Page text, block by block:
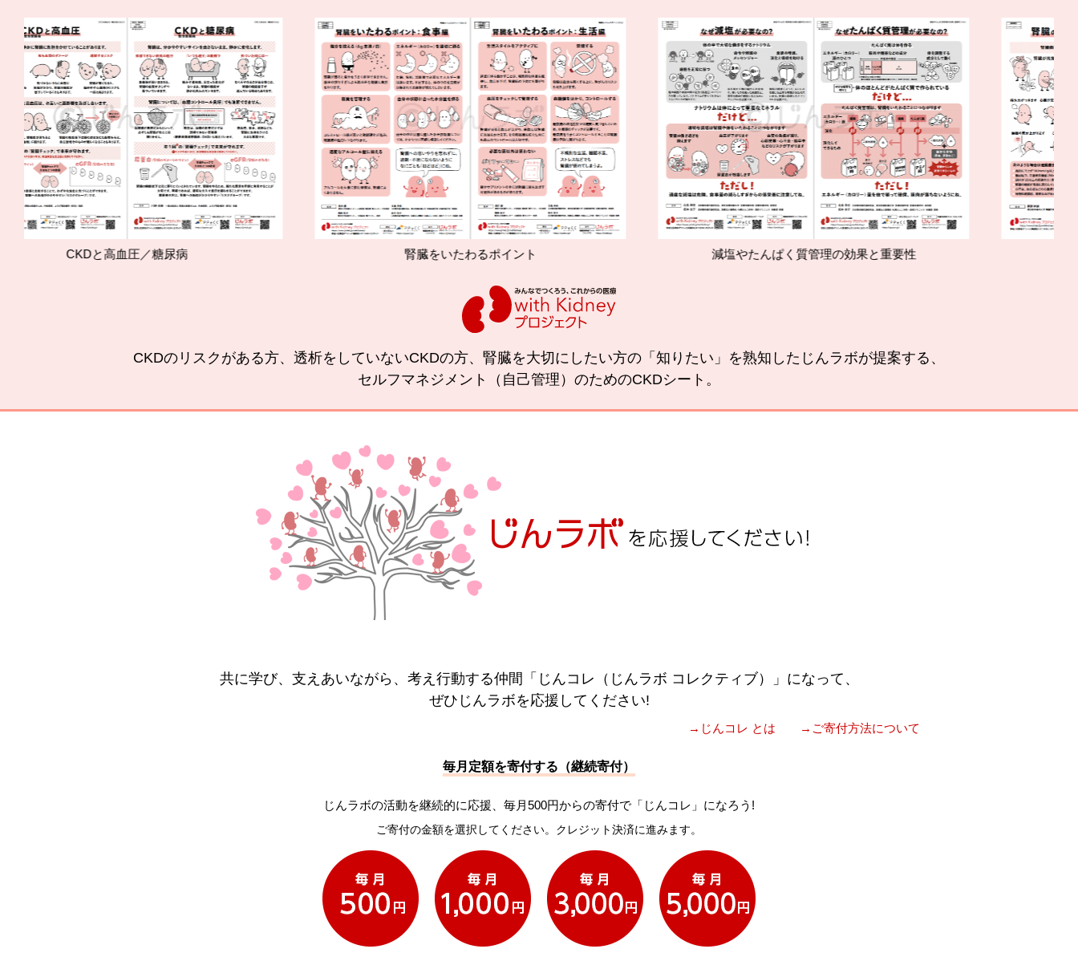
血圧／糖尿病 腎臓をいたわるポイント 減塩やたんぱく質管理の効果と重要性
CKDのリスクがある方、透析をしていないCKDの方、腎臓を大切にしたい方の「知りたい」を熟知したじんラボが提案する、
セルフマネジメント（自己管理）のためのCKDシート。
共に学び、支えあいながら、考え行動する仲間「じんコレ（じんラボ コレクティブ）」になって、
ぜひじんラボを応援してください!
→じんコレ とは →ご寄付方法について
毎月定額を寄付する（継続寄付）
じんラボの活動を継続的に応援、毎月500円からの寄付で「じんコレ」になろう!
ご寄付の金額を選択してください。クレジット決済に進みます。